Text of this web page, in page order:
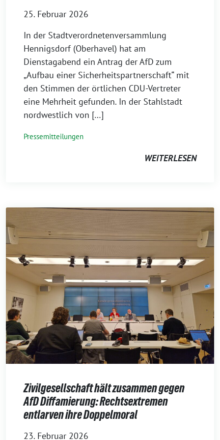
25. Februar 2026
In der Stadtverordnetenversammlung
Hennigsdorf (Oberhavel) hat am
Dienstagabend ein Antrag der AfD zum
„Aufbau einer Sicherheitspartnerschaft“ mit
den Stimmen der örtlichen CDU-Vertreter
eine Mehrheit gefunden. In der Stahlstadt
nordwestlich von […]
Pressemitteilungen
WEITERLESEN
Zivilgesellschaft hält zusammen gegen
AfD Diffamierung: Rechtsextremen
entlarven ihre Doppelmoral
23. Februar 2026